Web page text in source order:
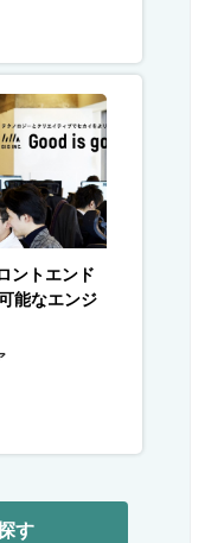
ントエンド
能なエンジ
す